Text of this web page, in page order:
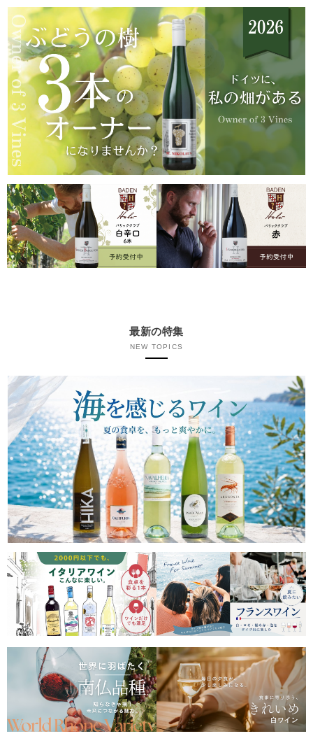
最新の特集
NEW TOPICS